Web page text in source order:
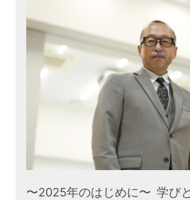
〜2025年のはじめに〜 学び